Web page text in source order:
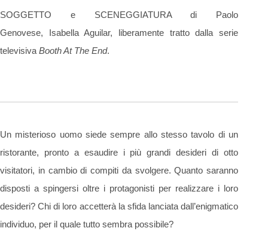
SOGGETTO e SCENEGGIATURA di Paolo
Genovese, Isabella Aguilar, liberamente tratto dalla serie
televisiva Booth At The End.
Un misterioso uomo siede sempre allo stesso tavolo di un
ristorante, pronto a esaudire i più grandi desideri di otto
visitatori, in cambio di compiti da svolgere. Quanto saranno
disposti a spingersi oltre i protagonisti per realizzare i loro
desideri? Chi di loro accetterà la sfida lanciata dall’enigmatico
individuo, per il quale tutto sembra possibile?